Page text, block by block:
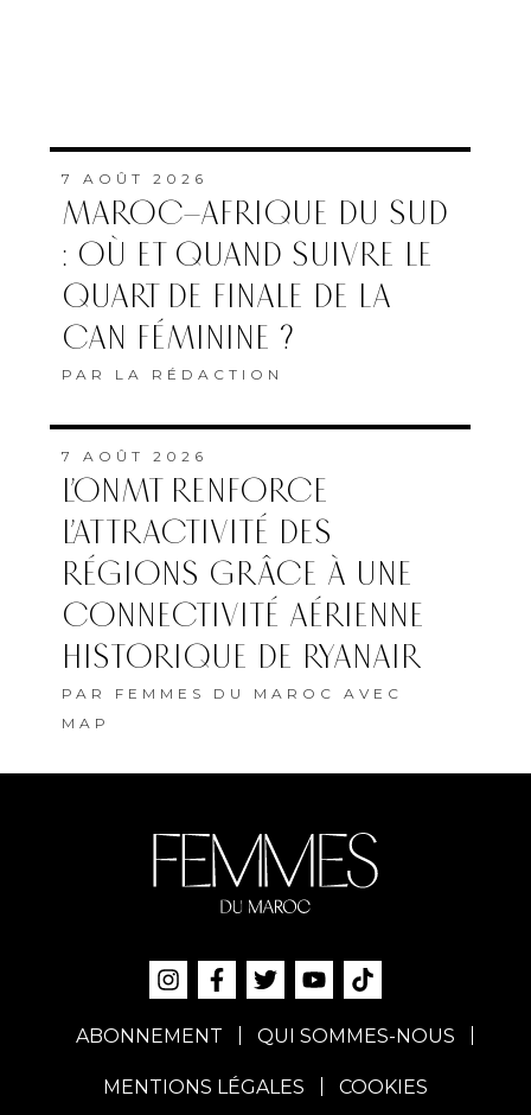
7 AOÛT 2026
MAROC–AFRIQUE DU SUD
: OÙ ET QUAND SUIVRE LE
QUART DE FINALE DE LA
CAN FÉMININE ?
PAR LA RÉDACTION
7 AOÛT 2026
L’ONMT RENFORCE
L’ATTRACTIVITÉ DES
RÉGIONS GRÂCE À UNE
CONNECTIVITÉ AÉRIENNE
HISTORIQUE DE RYANAIR
PAR FEMMES DU MAROC AVEC
MAP
ABONNEMENT QUI SOMMES-NOUS
MENTIONS LÉGALES COOKIES